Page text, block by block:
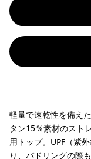
軽量で速乾性を備え
タン15％素材のスト
用トップ。UPF（紫
り、パドリングの際